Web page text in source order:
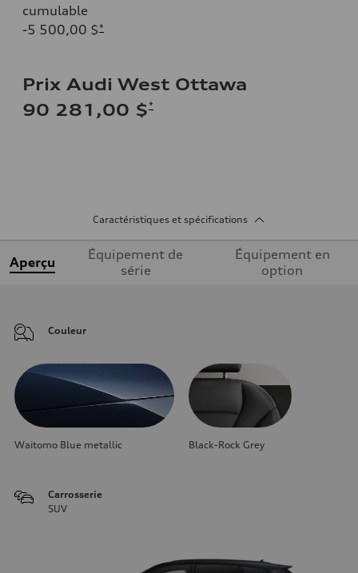
cumulable
-5 500,00 $*
Prix Audi West Ottawa
90 281,00 $*
Caractéristiques et spécifications
Aperçu
Équipement de
série
Équipement en
option
Couleur
Waitomo Blue metallic Black-Rock Grey
Carrosserie
SUV